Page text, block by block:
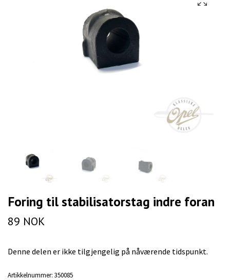
Foring til stabilisatorstag indre foran
89 NOK
Denne delen er ikke tilgjengelig på nåværende tidspunkt.
Artikkelnummer: 350085